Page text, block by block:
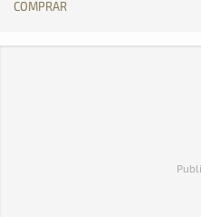
COMPRAR